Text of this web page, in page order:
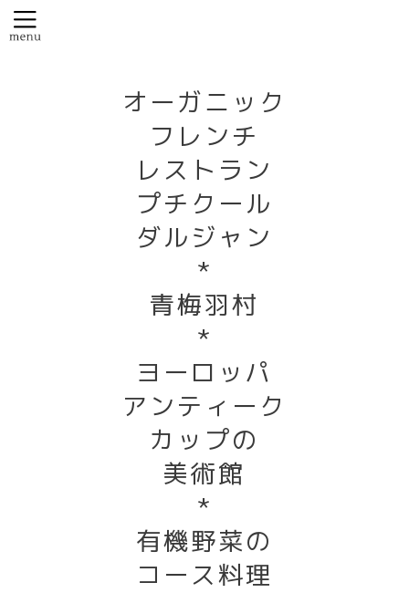
オーガニック
フレンチ
レストラン
プチクール
ダルジャン
*
青梅羽村
*
ヨーロッパ
アンティーク
カップの
美術館
*
有機野菜の
コース料理